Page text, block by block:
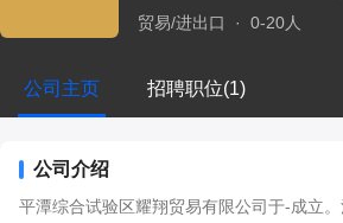
贸易/进出口 · 0-20人
公司主页 招聘职位(1)
公司介绍
平潭综合试验区耀翔贸易有限公司于-成立